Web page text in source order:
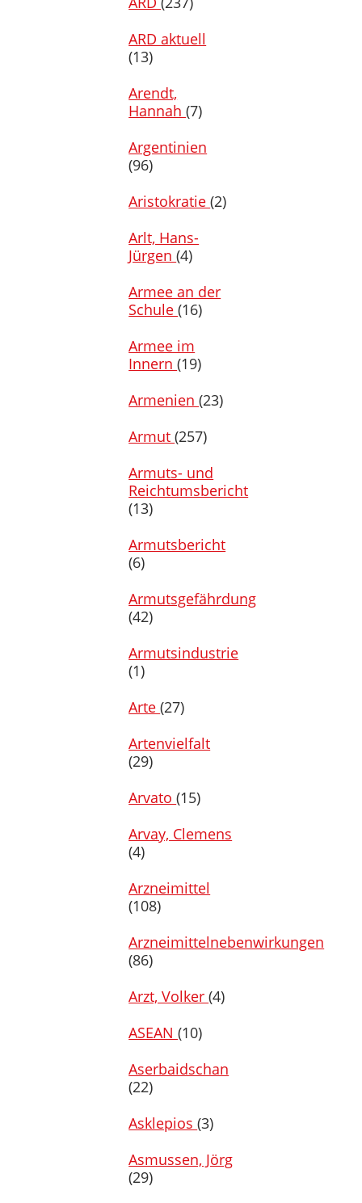
ARD aktuell
(13)
Arendt,
Hannah(7)
Argentinien
(96)
Aristokratie(2)
Arlt, Hans-
Jürgen(4)
Armee an der
Schule(16)
Armee im
Innern(19)
Armenien(23)
Armut(257)
Armuts- und
Reichtumsbericht
(13)
Armutsbericht
(6)
Armutsgefährdung
(42)
Armutsindustrie
(1)
Arte(27)
Artenvielfalt
(29)
Arvato(15)
Arvay, Clemens
(4)
Arzneimittel
(108)
Arzneimittelnebenwirkungen
(86)
Arzt, Volker(4)
ASEAN(10)
Aserbaidschan
(22)
Asklepios(3)
Asmussen, Jörg
(29)